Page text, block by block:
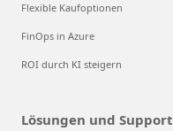
Flexible Kaufoptionen
FinOps in Azure
ROI durch KI steigern
Lösungen und Support